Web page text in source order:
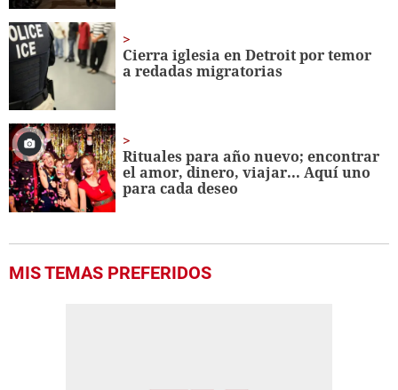
Cierra iglesia en Detroit por temor
a redadas migratorias
Rituales para año nuevo; encontrar
el amor, dinero, viajar... Aquí uno
para cada deseo
MIS TEMAS PREFERIDOS